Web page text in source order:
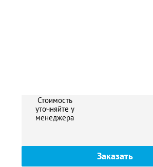
Стоимость
уточняйте у
менеджера
Заказать